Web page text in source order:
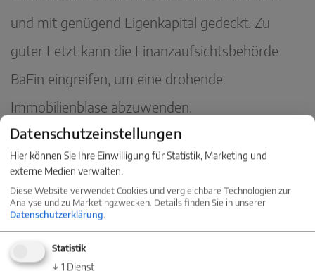
und mit genügend Eigenkapital gedeckt. Zu
guter Letzt kann die Finanzaufsichtsbehörde
BaFin eingreifen, um eine drohende
Immobilienblase abzuwenden.
« Zur News-Übersicht
Datenschutzeinstellungen
Hier können Sie Ihre Einwilligung für Statistik, Marketing und
externe Medien verwalten.
Diese Website verwendet Cookies und vergleichbare Technologien zur
Analyse und zu Marketingzwecken. Details finden Sie in unserer
Datenschutzerklärung.
Statistik
↓ 1 Dienst